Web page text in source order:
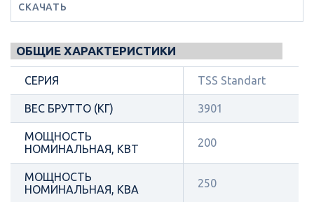
СКАЧАТЬ
ОБЩИЕ ХАРАКТЕРИСТИКИ
СЕРИЯ TSS Standart
ВЕС БРУТТО (КГ) 3901
МОЩНОСТЬ
НОМИНАЛЬНАЯ, КВТ
200
МОЩНОСТЬ
НОМИНАЛЬНАЯ, КВА
250